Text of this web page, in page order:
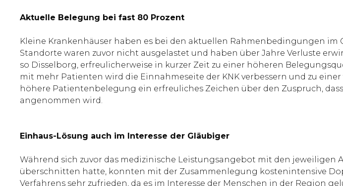
Aktuelle Belegung bei fast 80 Prozent
Kleine Krankenhäuser haben es bei den aktuellen Rahmenbedingungen im
Standorte waren zuvor nicht ausgelastet und haben über Jahre Verluste
so Disselborg, erfreulicherweise in kurzer Zeit zu einer höheren
mit mehr Patienten wird die Einnahmeseite der KNK verbessern und zu
höhere Patientenbelegung ein erfreuliches Zeichen über den Zuspruch,
angenommen wird.
Einhaus-Lösung auch im Interesse der Gläubiger
Während sich zuvor das medizinische Leistungsangebot mit den jeweiligen
überschnitten hatte, konnten mit der Zusammenlegung kostenintensive
Verfahrens sehr zufrieden, da es im Interesse der Menschen in der Region